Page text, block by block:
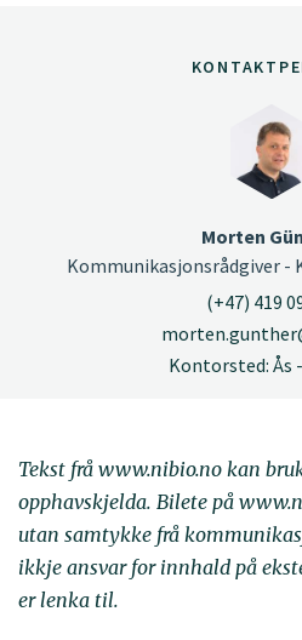
Morten
Kommunikasjonsrådgiver -
(+47) 419
Kontorsted: Ås
Tekst frå www.nibio.no kan
opphavskjelda. Bilete på
utan samtykke frå
ikkje ansvar for innhald på
er lenka til.